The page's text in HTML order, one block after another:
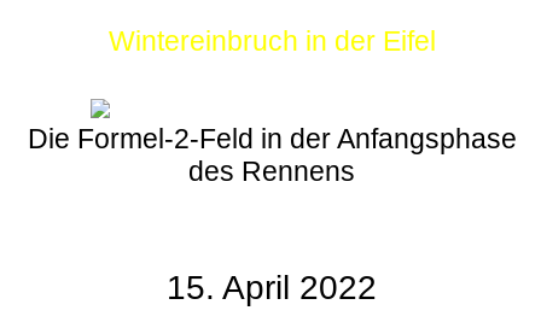
Wintereinbruch in der Eifel
Die Formel-2-Feld in der Anfangsphase
des Rennens
15. April 2022